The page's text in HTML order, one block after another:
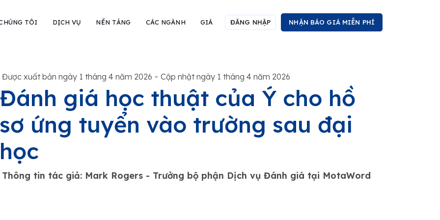
TÔI DỊCH VỤ NỀN TẢNG CÁC NGÀNH GIÁ ĐĂNG NHẬP NHẬN BÁO GIÁ MIỄN PHÍ
Được xuất bản ngày 1 tháng 4 năm 2026 - Cập nhật ngày 1 tháng 4 năm 2026
giá học thuật của Ý cho hồ
ứng tuyển vào trường sau đại
Thông tin tác giả: Mark Rogers - Trưởng bộ phận Dịch vụ Đánh giá tại MotaWord